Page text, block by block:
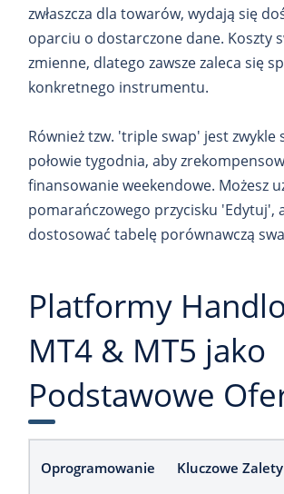
zwłaszcza dla towarów, wydają się
oparciu o dostarczone dane. Koszty
zmienne, dlatego zawsze zaleca się
konkretnego instrumentu.
Również tzw. 'triple swap' jest zwykle
połowie tygodnia, aby
finansowanie weekendowe. Możesz
pomarańczowego przycisku 'Edytuj',
dostosować tabelę porównawczą
Platformy
MT4 & MT5 jako
Podstawowe
Oprogramowanie Kluczowe Zalety